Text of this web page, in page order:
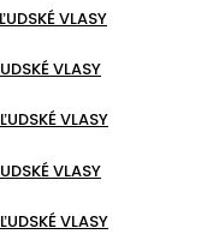
VLASY
VLASY
VLASY
VLASY
VLASY